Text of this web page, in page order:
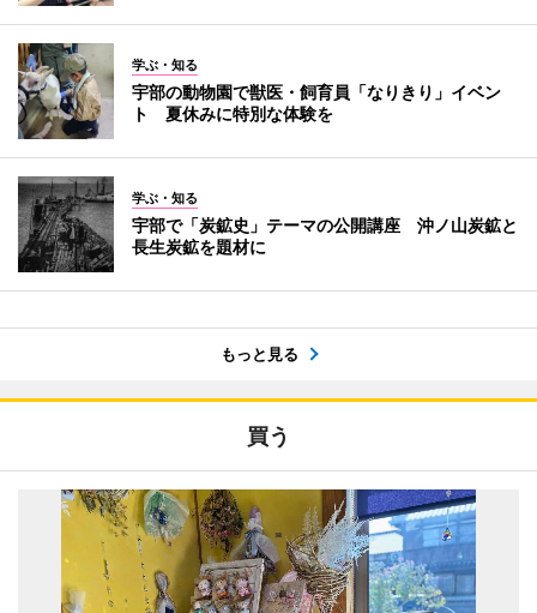
学ぶ・知る
宇部の動物園で獣医・飼育員「なりきり」イベン
ト 夏休みに特別な体験を
学ぶ・知る
宇部で「炭鉱史」テーマの公開講座 沖ノ山炭鉱と
長生炭鉱を題材に
もっと見る
買う